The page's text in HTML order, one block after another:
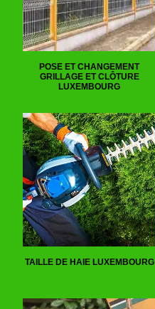
POSE ET CHANGEMENT
GRILLAGE ET CLÔTURE
LUXEMBOURG
TAILLE DE HAIE LUXEMBOURG